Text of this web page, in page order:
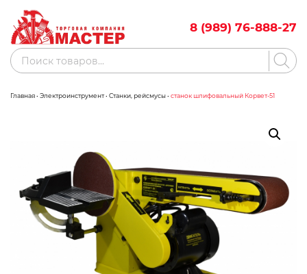
content
8 (989) 76-888-27
Акции Бренды
Водоснабжение
Измерительное оборудование
Инструмент ручной
Клининговое оборудование
Поиск
товаров
Главная• Электроинструмент• Станки, рейсмусы• станок шлифовальный Корвет-51